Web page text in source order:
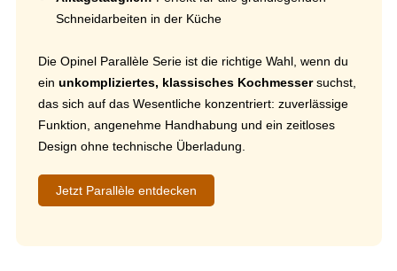
Schneidarbeiten in der Küche
Die Opinel Parallèle Serie ist die richtige Wahl, wenn du
ein unkompliziertes, klassisches Kochmessersuchst,
das sich auf das Wesentliche konzentriert: zuverlässige
Funktion, angenehme Handhabung und ein zeitloses
Design ohne technische Überladung.
Jetzt Parallèle entdecken